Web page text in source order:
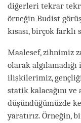
diğerleri tekrar
örneğin Budist
kısası, birçok
Maalesef, zihnimiz
olarak algılamadığı
ilişkilerimiz,
statik kalacağını
düşündüğümüzde
yaratırız. Örneğin,